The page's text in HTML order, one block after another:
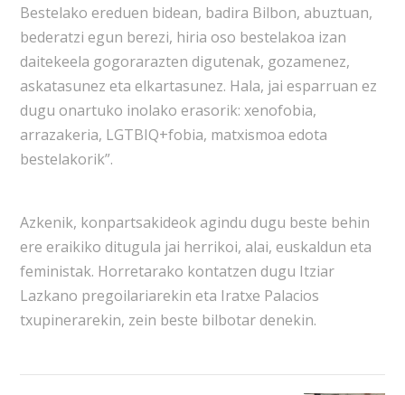
Bestelako ereduen bidean, badira Bilbon, abuztuan,
bederatzi egun berezi, hiria oso bestelakoa izan
daitekeela gogorarazten digutenak, gozamenez,
askatasunez eta elkartasunez. Hala, jai esparruan ez
dugu onartuko inolako erasorik: xenofobia,
arrazakeria, LGTBIQ+fobia, matxismoa edota
bestelakorik”.
Azkenik, konpartsakideok agindu dugu beste behin
ere eraikiko ditugula jai herrikoi, alai, euskaldun eta
feministak. Horretarako kontatzen dugu Itziar
Lazkano pregoilariarekin eta Iratxe Palacios
txupinerarekin, zein beste bilbotar denekin.